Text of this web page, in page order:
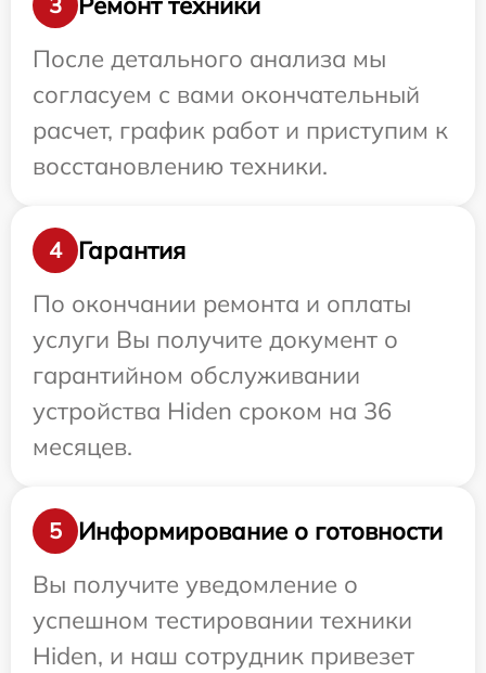
После детального анализа мы
согласуем с вами окончательный
расчет, график работ и приступим к
восстановлению техники.
4
Гарантия
По окончании ремонта и оплаты
услуги Вы получите документ о
гарантийном обслуживании
устройства Hiden сроком на 36
месяцев.
5
Информирование о готовности
Вы получите уведомление о
успешном тестировании техники
Hiden, и наш сотрудник привезет